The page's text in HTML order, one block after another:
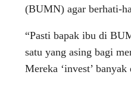
(BUMN) agar berhati-
“Pasti bapak ibu di
satu yang asing bagi
Mereka ‘invest’